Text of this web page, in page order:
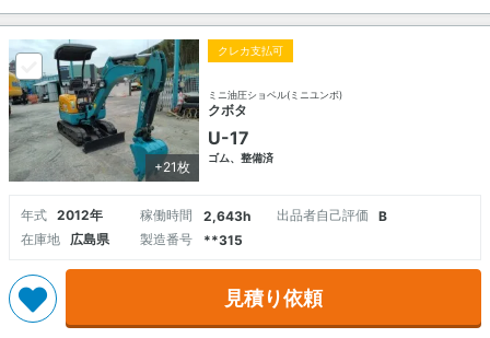
+21枚
クレカ支払可
ミニ油圧ショベル(ミニユンボ)
クボタ
U-17
ゴム、整備済
年式 2012年 稼働時間 2,643h 出品者自己評価
B
在庫地
広島県 製造番号 **315
見積り依頼